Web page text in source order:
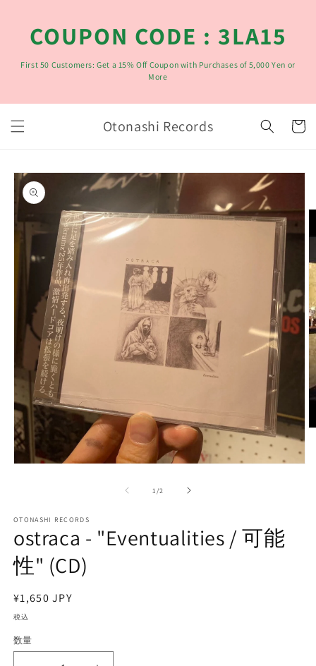
進む
COUPON CODE : 3LA15
First 50 Customers: Get a 15% Off Coupon with Purchases of 5,000 Yen or
More
Otonashi Records
カ
ー
商品情
報にス
キップ
で
メ
デ
ィ
ア
を
く
1 /の2
OTONASHI RECORDS
ostraca - "Eventualities / 可能
性" (CD)
通
常
格
¥1,650 JPY
税込
数量